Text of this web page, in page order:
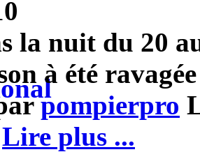
la nuit du 20
à été
pompierpro
Lire plus ...